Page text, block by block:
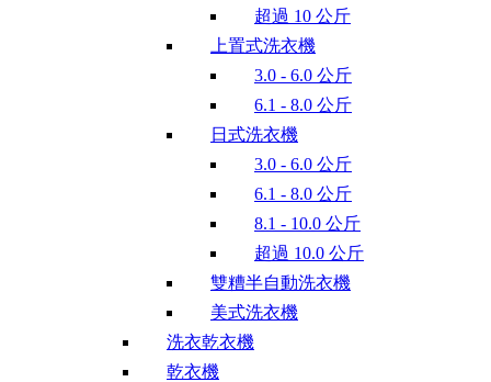
超過 10 公斤
上置式洗衣機
3.0 - 6.0 公斤
6.1 - 8.0 公斤
日式洗衣機
3.0 - 6.0 公斤
6.1 - 8.0 公斤
8.1 - 10.0 公斤
超過 10.0 公斤
雙糟半自動洗衣機
美式洗衣機
洗衣乾衣機
乾衣機